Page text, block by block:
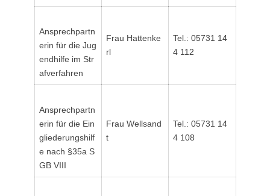
Ansprechpartn
erin für die Jug
endhilfe im Str
afverfahren
Frau Hattenke
rl
Tel.: 05731 14
4 112
Ansprechpartn
erin für die Ein
gliederungshilf
e nach §35a S
GB VIII
Frau Wellsand
t
Tel.: 05731 14
4 108